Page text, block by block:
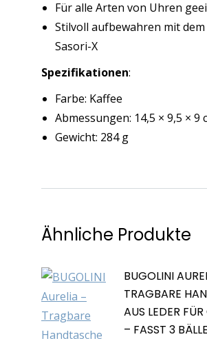
Für alle Arten von Uhren
Stilvoll aufbewahren mit dem
Sasori-X
Spezifikationen:
Farbe: Kaffee
Abmessungen: 14,5 × 9,5 × 9
Gewicht: 284 g
Ähnliche Produkte
BUGOLINI
TRAGBARE
AUS LEDER
– FASST 3